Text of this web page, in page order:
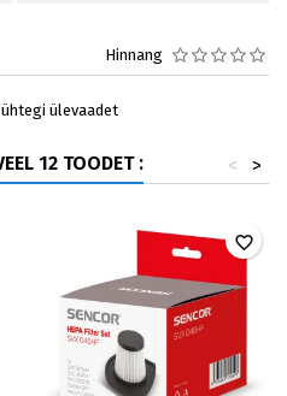
Hinnang
ülevaadet
12 TOODET : >
<
favorite_border